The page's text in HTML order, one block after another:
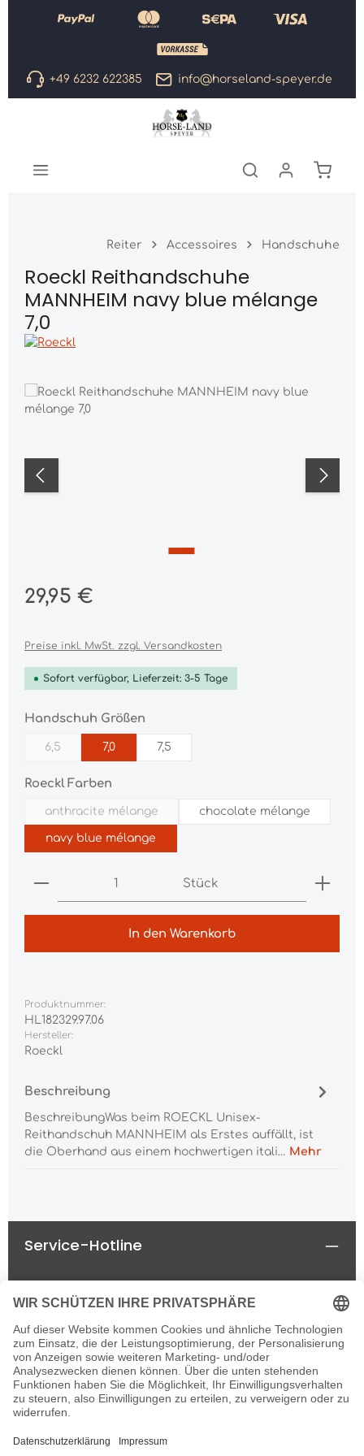
Zum Hauptinhalt springen
+49 6232 622385 info@horseland-speyer.de
Reiter Accessoires Handschuhe
Roeckl Reithandschuhe
MANNHEIM navy blue mélange
7,0
Bildergalerie überspringen
Regulärer Preis:
29,95 €
Preise inkl. MwSt. zzgl. Versandkosten
Sofort verfügbar, Lieferzeit: 3-5 Tage
Handschuh Größen
6,5
(Diese Option ist zurzeit nicht verfügbar.)
7,0 7,5
Roeckl Farben
anthracite mélange
(Diese Option ist zurzeit nicht verfügbar.)
chocolate mélange
navy blue mélange
Produkt Anzahl: Gib den gewünschten
Stück
In den Warenkorb
Produktnummer:
HL182329.97.06
Hersteller:
Roeckl
Beschreibung
BeschreibungWas beim ROECKL Unisex-
Reithandschuh MANNHEIM als Erstes auffällt, ist
die Oberhand aus einem hochwertigen itali… Mehr
Service-Hotline
Rechtliches
Informationen
Newsletter